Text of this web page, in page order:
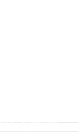
erhalten Sie diesen Artikel